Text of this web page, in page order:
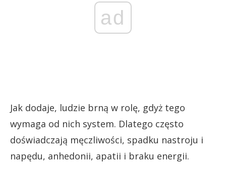
ad
Jak dodaje, ludzie brną w rolę, gdyż tego
wymaga od nich system. Dlatego często
doświadczają męczliwości, spadku nastroju i
napędu, anhedonii, apatii i braku energii.